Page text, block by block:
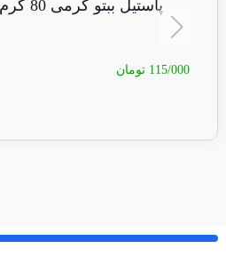
پاستیل ببتو کرمی 80 گرم
115/000 تومان